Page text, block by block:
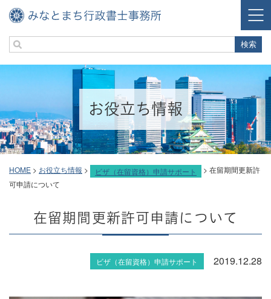
お役立ち情報
HOME > お役立ち情報 > ビザ（在留資格）申請サポート > 在留期間更新許
可申請について
在留期間更新許可申請について
ビザ（在留資格）申請サポート 2019.12.28